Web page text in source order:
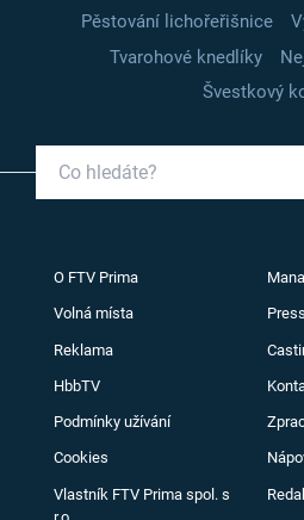
Pěstování lichořeřišnice
Tvarohové knedlíky
Švestkový
O FTV Prima
Volná místa Press
Reklama
HbbTV
Podmínky užívání
Cookies
Vlastník FTV Prima spol. s